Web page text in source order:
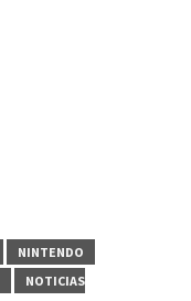
NINTENDO
NOTICIAS